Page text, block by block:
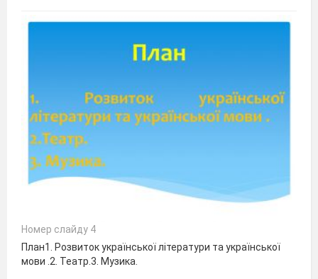
Номер слайду 4
План1. Розвиток української літератури та української
мови .2. Театр.3. Музика.